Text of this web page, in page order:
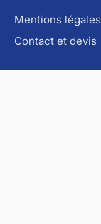
Mentions légales
Contact et devis